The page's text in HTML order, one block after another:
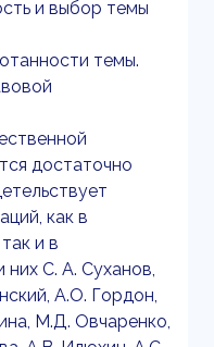
и выбор темы
темы.
достаточно
как в
и в
C. А. Суханов,
А.О. Гордон,
М.Д. Овчаренко,